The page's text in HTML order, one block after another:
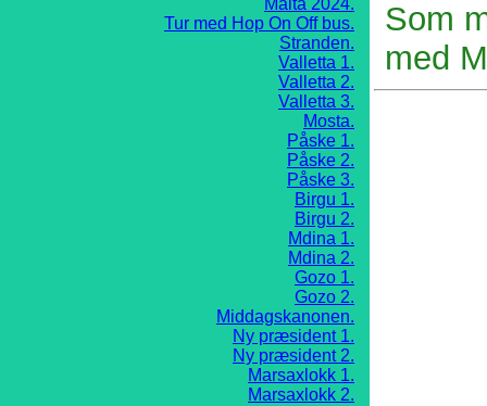
Malta 2024.
Tur med Hop On Off bus.
Stranden.
Valletta 1.
Valletta 2.
Valletta 3.
Mosta.
Påske 1.
Påske 2.
Påske 3.
Birgu 1.
Birgu 2.
Mdina 1.
Mdina 2.
Gozo 1.
Gozo 2.
Middagskanonen.
Ny præsident 1.
Ny præsident 2.
Marsaxlokk 1.
Marsaxlokk 2.
Som
med